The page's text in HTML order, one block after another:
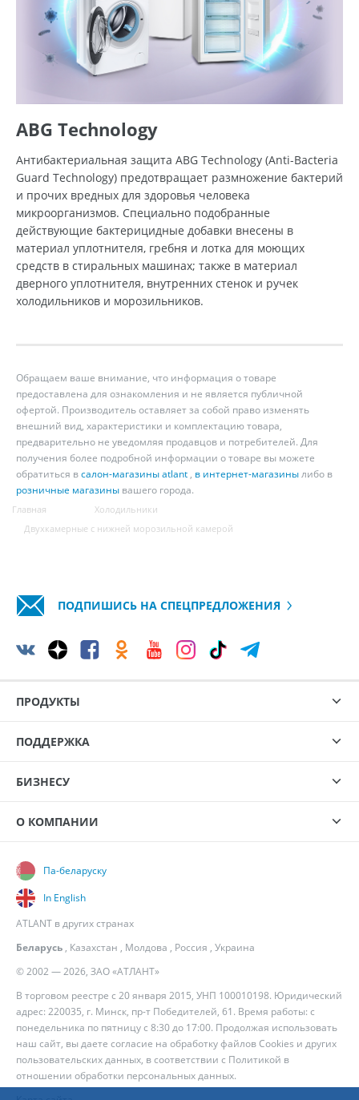
ABG Technology
Антибактериальная защита ABG Technology (Anti-Bacteria
Guard Technology) предотвращает размножение бактерий
и прочих вредных для здоровья человека
микроорганизмов. Специально подобранные
действующие бактерицидные добавки внесены в
материал уплотнителя, гребня и лотка для моющих
средств в стиральных машинах; также в материал
дверного уплотнителя, внутренних стенок и ручек
холодильников и морозильников.
Обращаем ваше внимание, что информация о товаре
предоставлена для ознакомления и не является публичной
офертой. Производитель оставляет за собой право изменять
внешний вид, характеристики и комплектацию товара,
предварительно не уведомляя продавцов и потребителей. Для
получения более подробной информации о товаре вы можете
обратиться всалон-магазины atlant , в интернет-магазинылибо в
розничные магазины вашего города.
Главная
Холодильники
Двухкамерные с нижней морозильной камерой
ПОДПИШИСЬ НА СПЕЦПРЕДЛОЖЕНИЯ
ПРОДУКТЫ
ПОДДЕРЖКА
БИЗНЕСУ
О КОМПАНИИ
© 2002 — 2026, ЗАО «АТЛАНТ»
В торговом реестре с 20 января 2015, УНП 100010198. Юридический
адрес: 220035, г. Минск, пр-т Победителей, 61. Время работы: с
понедельника по пятницу с 8:30 до 17:00. Продолжая использовать
наш сайт, вы даете согласие на обработку файлов Cookies и других
пользовательских данных, в соответствии с Политикой в
отношении обработки персональных данных.
Па-беларуску
In English
ATLANT в других странах
Беларусь , Казахстан , Молдова , Россия , Украина